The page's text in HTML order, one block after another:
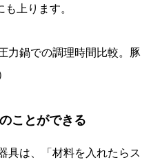
上ります。
力鍋での調理時間比較。豚
ことができる
具は、「材料を入れたらス